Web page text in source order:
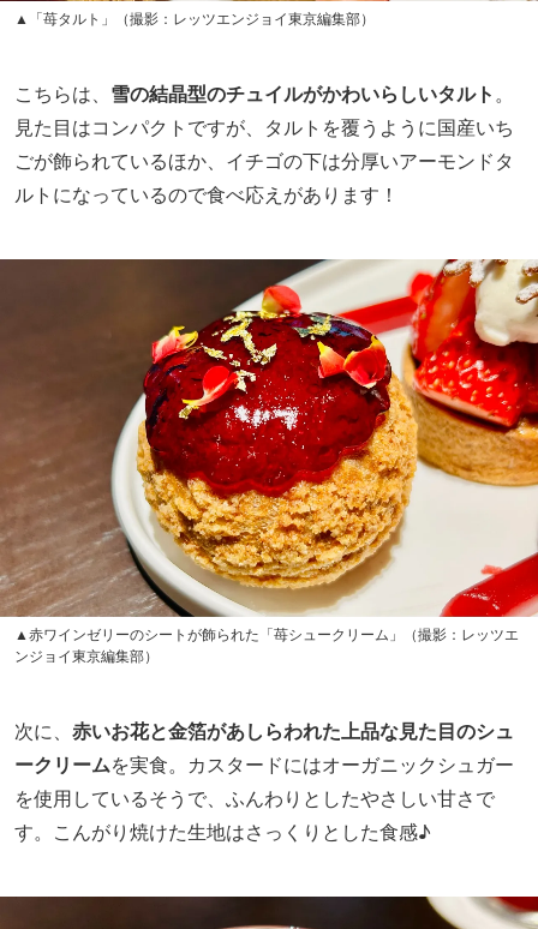
▲「苺タルト」（撮影：レッツエンジョイ東京編集部）
こちらは、 雪の結晶型のチュイルがかわいらしいタルト。
見た目はコンパクトですが、タルトを覆うように国産いち
ごが飾られているほか、イチゴの下は分厚いアーモンドタ
ルトになっているので食べ応えがあります！
▲赤ワインゼリーのシートが飾られた「苺シュークリーム」（撮影：レッツエ
ンジョイ東京編集部）
次に、 赤いお花と金箔があしらわれた上品な見た目のシュ
ークリームを実食。カスタードにはオーガニックシュガー
を使用しているそうで、ふんわりとしたやさしい甘さで
す。こんがり焼けた生地はさっくりとした食感♪